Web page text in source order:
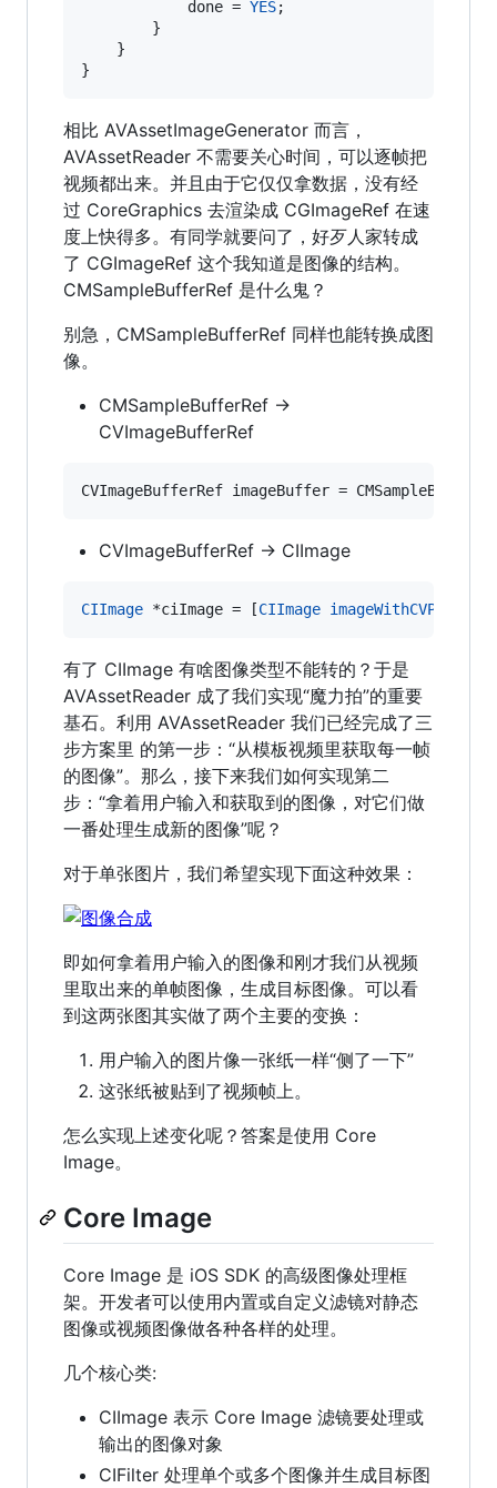
            done =
YES;
        }
    }
}
相比 AVAssetImageGenerator 而言，
AVAssetReader 不需要关心时间，可以逐帧把
视频都出来。并且由于它仅仅拿数据，没有经
过 CoreGraphics 去渲染成 CGImageRef 在速
度上快得多。有同学就要问了，好歹人家转成
了 CGImageRef 这个我知道是图像的结构。
CMSampleBufferRef 是什么鬼？
别急，CMSampleBufferRef 同样也能转换成图
像。
CMSampleBufferRef ->
CVImageBufferRef
CVImageBufferRef imageBuffer =
CVImageBufferRef -> CIImage
CIImage *ciImage = [CIImage
有了 CIImage 有啥图像类型不能转的？于是
AVAssetReader 成了我们实现“魔力拍”的重要
基石。利用 AVAssetReader 我们已经完成了三
步方案里 的第一步：“从模板视频里获取每一帧
的图像”。那么，接下来我们如何实现第二
步：“拿着用户输入和获取到的图像，对它们做
一番处理生成新的图像”呢？
对于单张图片，我们希望实现下面这种效果：
即如何拿着用户输入的图像和刚才我们从视频
里取出来的单帧图像，生成目标图像。可以看
到这两张图其实做了两个主要的变换：
用户输入的图片像一张纸一样“侧了一下”
这张纸被贴到了视频帧上。
怎么实现上述变化呢？答案是使用 Core
Image。
Core Image
Core Image 是 iOS SDK 的高级图像处理框
架。开发者可以使用内置或自定义滤镜对静态
图像或视频图像做各种各样的处理。
几个核心类:
CIImage 表示 Core Image 滤镜要处理或
输出的图像对象
CIFilter 处理单个或多个图像并生成目标图